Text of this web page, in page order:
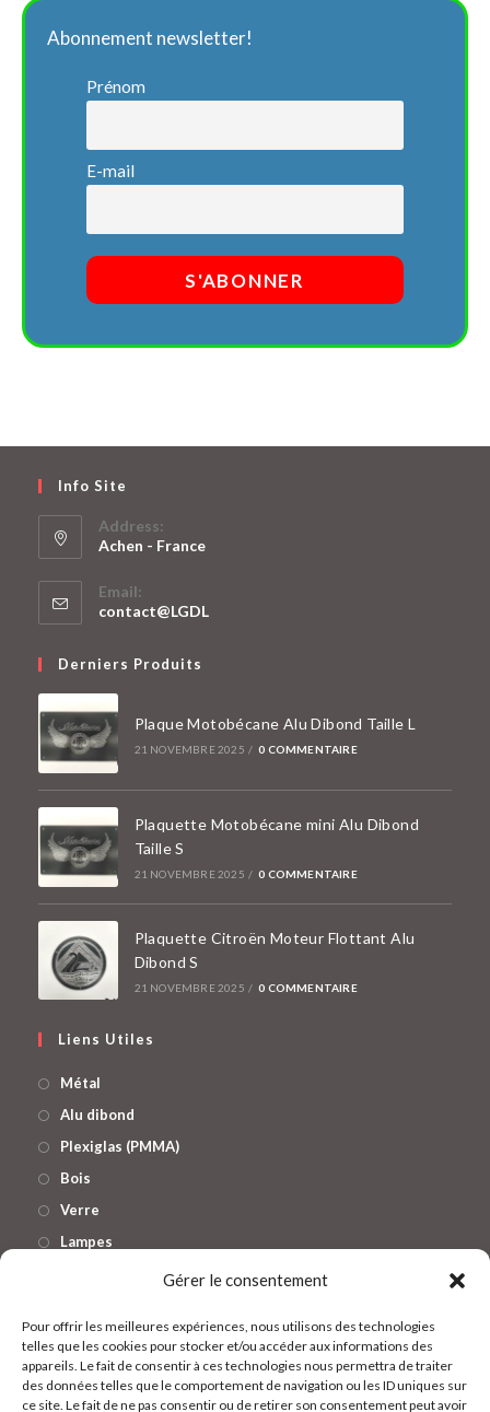
Gérer le consentement
Pour offrir les meilleures expériences, nous utilisons des technologies
telles que les cookies pour stocker et/ou accéder aux informations des
appareils. Le fait de consentir à ces technologies nous permettra de traiter
des données telles que le comportement de navigation ou les ID uniques sur
ce site. Le fait de ne pas consentir ou de retirer son consentement peut avoir
Abonnement newsletter!
Prénom
E-mail
Info Site
Address:
Achen - France
dans
Email:
contact@LGDLS’ouvre
Derniers Produits
Plaque Motobécane Alu Dibond Taille L
21 NOVEMBRE 2025 / 0 COMMENTAIRE
Plaquette Motobécane mini Alu Dibond
Taille S
21 NOVEMBRE 2025 / 0 COMMENTAIRE
Plaquette Citroën Moteur Flottant Alu
Dibond S
21 NOVEMBRE 2025 / 0 COMMENTAIRE
Liens Utiles
Métal
Alu dibond
Plexiglas (PMMA)
Bois
Verre
Lampes
Enseignes lumineuses
Réseaux